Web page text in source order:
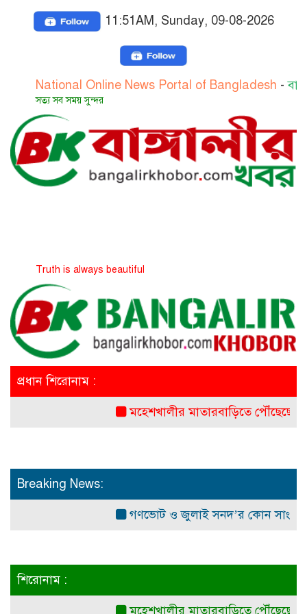
11:51AM, Sunday, 09-08-2026
Online News Portal of Bangladesh- বাংলাদেশের
সব সময় সুন্দর
is always beautiful
প্রধান শিরোনাম :
মহেশখালীর মাতারবাড়িতে পৌঁছেছেন
Breaking News:
গণভোট ও জুলাই সনদ’র কোন সাংবিধানিক
শিরোনাম :
মহেশখালীর মাতারবাড়িতে পৌঁছেছেন